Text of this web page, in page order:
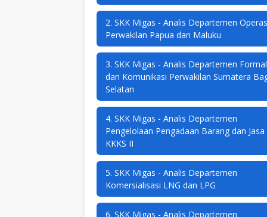
2. SKK Migas - Analis Departemen
Perwakilan Papua dan Maluku
3. SKK Migas - Analis Departemen
dan Komunikasi Perwakilan Sumatera
Selatan
4. SKK Migas - Analis Departemen
Pengelolaan Pengadaan Barang dan Jasa
KKKS II
5. SKK Migas - Analis Departemen
Komersialisasi LNG dan LPG
6. SKK Migas - Analis Departemen